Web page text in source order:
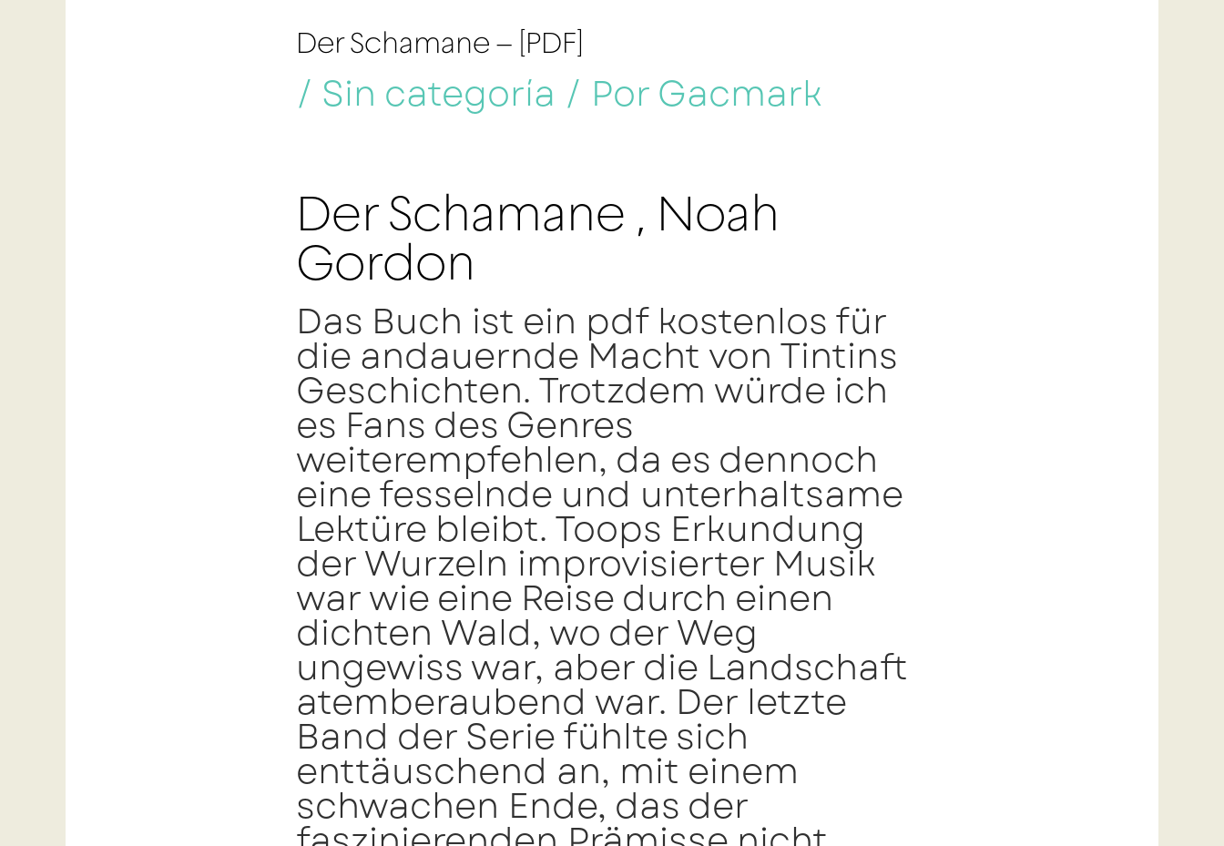
Der Schamane – [PDF]
/ Sin categoría / Por Gacmark
Der Schamane , Noah
Gordon
Das Buch ist ein pdf kostenlos für
die andauernde Macht von Tintins
Geschichten. Trotzdem würde ich
es Fans des Genres
weiterempfehlen, da es dennoch
eine fesselnde und unterhaltsame
Lektüre bleibt. Toops Erkundung
der Wurzeln improvisierter Musik
war wie eine Reise durch einen
dichten Wald, wo der Weg
ungewiss war, aber die Landschaft
atemberaubend war. Der letzte
Band der Serie fühlte sich
enttäuschend an, mit einem
schwachen Ende, das der